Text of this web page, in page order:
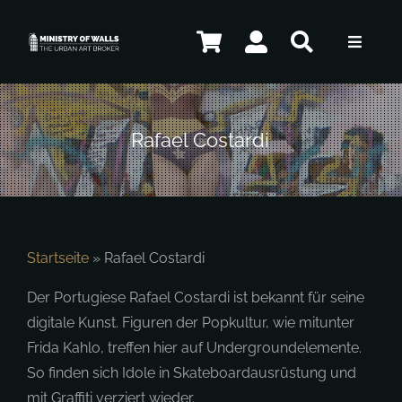
Inhalt
Toggle
Künstler
Shop
Kontakt
DE
Rafael Costardi
Startseite » Rafael Costardi
Der Portugiese Rafael Costardi ist bekannt für seine
digitale Kunst. Figuren der Popkultur, wie mitunter
Frida Kahlo, treffen hier auf Undergroundelemente.
So finden sich Idole in Skateboardausrüstung und
mit Graffiti verziert wieder.